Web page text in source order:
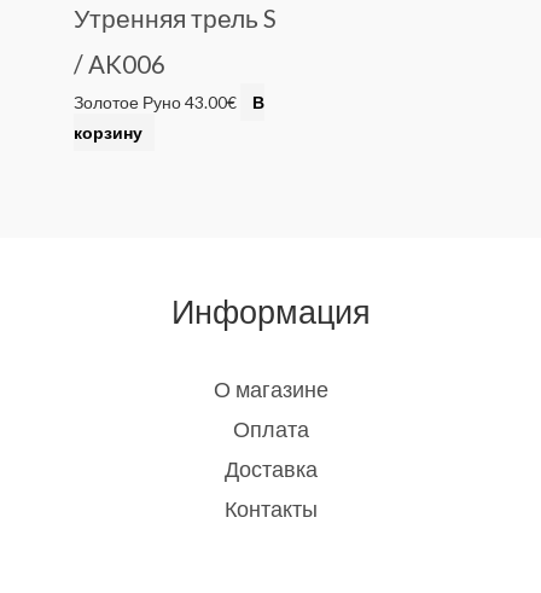
Утренняя трель S
/ AK006
Золотое Руно43.00€
В
корзину
Информация
О магазине
Оплата
Доставка
Контакты